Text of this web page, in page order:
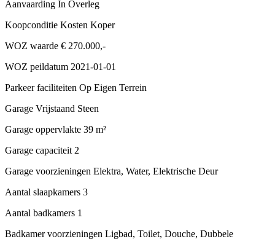
Aanvaarding In Overleg
Koopconditie Kosten Koper
WOZ waarde € 270.000,-
WOZ peildatum 2021-01-01
Parkeer faciliteiten Op Eigen Terrein
Garage Vrijstaand Steen
Garage oppervlakte 39 m²
Garage capaciteit 2
Garage voorzieningen Elektra, Water, Elektrische Deur
Aantal slaapkamers 3
Aantal badkamers 1
Badkamer voorzieningen Ligbad, Toilet, Douche, Dubbele